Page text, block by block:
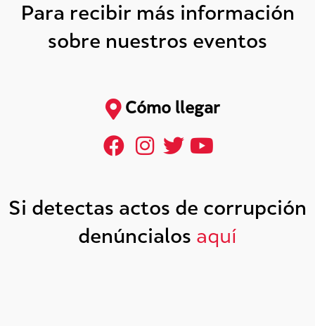
Para recibir más información
sobre nuestros eventos
Cómo llegar
Si detectas actos de corrupción
denúncialos aquí